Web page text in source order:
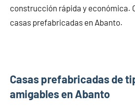
construcción rápida y económica.
casas prefabricadas en Abanto.
Casas prefabricadas de
amigables en Abanto